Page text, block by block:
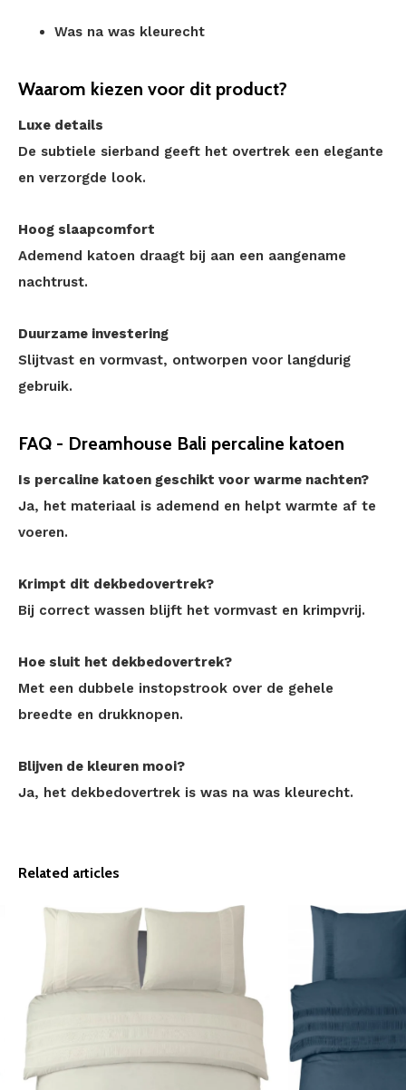
Was na was kleurecht
Waarom kiezen voor dit product?
Luxe details
De subtiele sierband geeft het overtrek een elegante
en verzorgde look.
Hoog slaapcomfort
Ademend katoen draagt bij aan een aangename
nachtrust.
Duurzame investering
Slijtvast en vormvast, ontworpen voor langdurig
gebruik.
FAQ - Dreamhouse Bali percaline katoen
Is percaline katoen geschikt voor warme nachten?
Ja, het materiaal is ademend en helpt warmte af te
voeren.
Krimpt dit dekbedovertrek?
Bij correct wassen blijft het vormvast en krimpvrij.
Hoe sluit het dekbedovertrek?
Met een dubbele instopstrook over de gehele
breedte en drukknopen.
Blijven de kleuren mooi?
Ja, het dekbedovertrek is was na was kleurecht.
Related articles